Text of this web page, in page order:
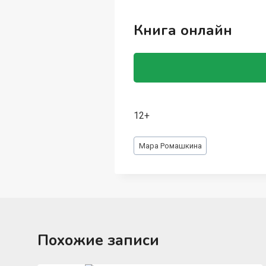
Книга онлайн
12+
Метки
записи:
Мара Ромашкина
Похожие записи